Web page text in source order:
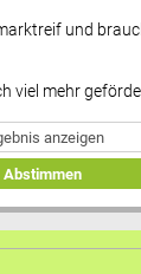
und
viel mehr
anzeigen
Abstimmen